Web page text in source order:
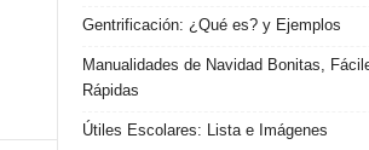
Gentrificación: ¿Qué es? y Ejemplos
Manualidades de Navidad Bonitas,
Rápidas
Útiles Escolares: Lista e Imágenes